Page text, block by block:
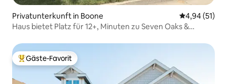
Privatunterkunft in Boone
4,94 (51)
Haus bietet Platz für 12+, Minuten zu Seven Oaks &
Beliebter Gäste-Favorit.
Gäste-Favorit